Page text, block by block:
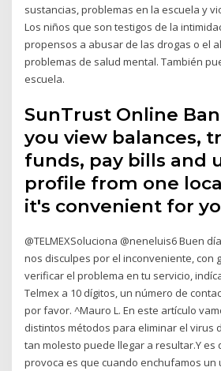
sustancias, problemas en la escuela y
Los niños que son testigos de la
propensos a abusar de las drogas o el
problemas de salud mental. También
escuela.
SunTrust Online
you view balances,
funds, pay bills and
profile from one
it's convenient for
@TELMEXSoluciona @neneluis6 Buen
nos disculpes por el inconveniente, con
verificar el problema en tu servicio,
Telmex a 10 dígitos, un número de
por favor. ^Mauro L. En este artículo
distintos métodos para eliminar el virus
tan molesto puede llegar a resultar.Y es
provoca es que cuando enchufamos un